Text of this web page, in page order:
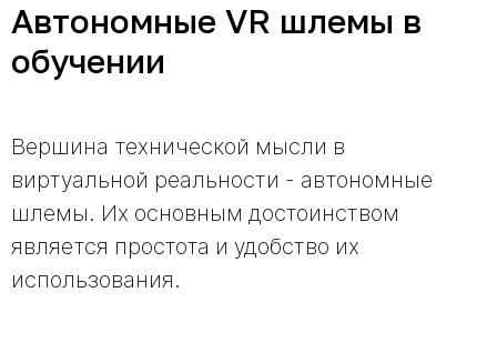
Автономные VR шлемы в
обучении
Вершина технической мысли в
виртуальной реальности - автономные
шлемы. Их основным достоинством
является простота и удобство их
использования.